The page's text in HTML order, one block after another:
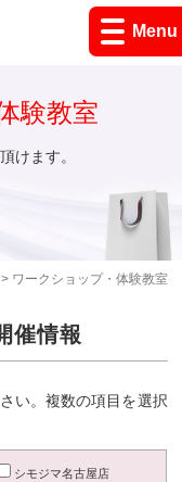
Menu
> ワークショップ・体験教室
験教室
けます。
催情報
い。複数の項目を選択
シモジマ名古屋店